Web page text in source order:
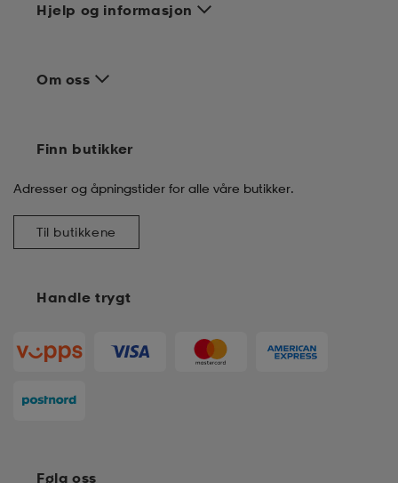
Hjelp og informasjon
Om oss
Handle trygt
Finn butikker
Adresser og åpningstider for alle våre butikker.
Til butikkene
Følg oss